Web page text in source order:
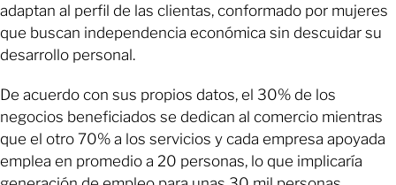
adaptan al perfil de las clientas, conformado por mujeres
que buscan independencia económica sin descuidar su
desarrollo personal.
De acuerdo con sus propios datos, el 30% de los
negocios beneficiados se dedican al comercio mientras
que el otro 70% a los servicios y cada empresa apoyada
emplea en promedio a 20 personas, lo que implicaría